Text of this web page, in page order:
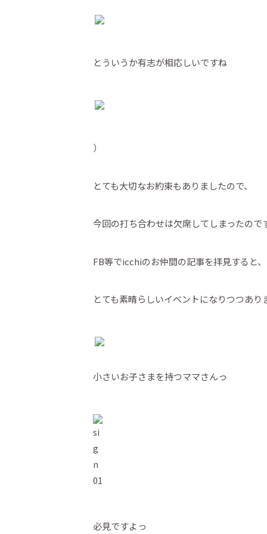
とういうか有志が相応しいですね
）
とても大切なお約束もありましたので、
今回の打ち合わせは欠席してしまったので
FB等でicchiのお仲間の記事を拝見すると、
とても素晴らしいイベントになりつつあり
小さいお子さまを持つママさんっ
必見ですよっ